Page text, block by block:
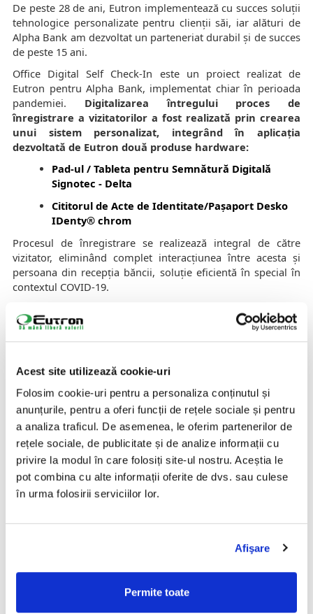
Acest site utilizează cookie-uri
Folosim cookie-uri pentru a personaliza conținutul și
anunțurile, pentru a oferi funcții de rețele sociale și pentru
a analiza traficul. De asemenea, le oferim partenerilor de
rețele sociale, de publicitate și de analize informații cu
privire la modul în care folosiți site-ul nostru. Aceștia le
pot combina cu alte informații oferite de dvs. sau culese
în urma folosirii serviciilor lor.
Afişare
Permite toate
De peste 28 de ani, Eutron implementează cu succes soluții
tehnologice personalizate pentru clienții săi, iar alături de
Alpha Bank am dezvoltat un parteneriat durabil și de succes
de peste 15 ani.
Office Digital Self Check-In este un proiect realizat de
Eutron pentru Alpha Bank, implementat chiar în perioada
pandemiei. Digitalizarea întregului proces de
înregistrare a vizitatorilor a fost realizată prin crearea
unui sistem personalizat, integrând în aplicația
dezvoltată de Eutron două produse hardware:
Pad-ul / Tableta pentru Semnătură Digitală
Signotec - Delta
Cititorul de Acte de Identitate/Pașaport Desko
IDenty® chrom
Procesul de înregistrare se realizează integral de către
vizitator, eliminând complet interacțiunea între acesta și
persoana din recepția băncii, soluție eficientă în special în
contextul COVID-19.
PROBLEME REZOLVATE & AVANTAJE:
Eliminarea erorilor de introducere
Informarea vizitatorilor asupra Acordului GDPR și
Regulilor Anti-COVID-19
Asigurarea trasabilității vizitelor
Creșterea satisfacției vizitatorilor
Digitalizarea operațiunii de înregistrare a vizitatorilor
Asigurarea trasabilității vizitelor